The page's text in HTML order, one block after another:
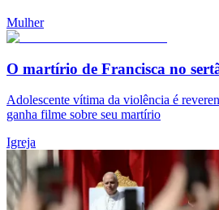
Mulher
O martírio de Francisca no
Adolescente vítima da violência é
ganha filme sobre seu martírio
Igreja